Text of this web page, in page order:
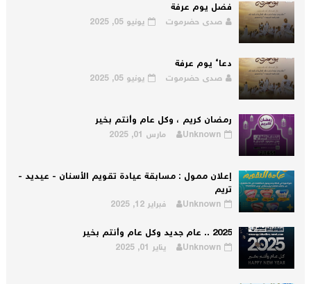
فضل يوم عرفة
صدى حضرموت يونيو 05, 2025
دعاء يوم عرفة
صدى حضرموت يونيو 05, 2025
رمضان كريم ، وكل عام وأنتم بخير
Unknown مارس 01, 2025
إعلان ممول : مسابقة عيادة تقويم الأسنان - عيديد -
تريم
Unknown فبراير 12, 2025
2025 .. عام جديد وكل عام وأنتم بخير
Unknown يناير 01, 2025